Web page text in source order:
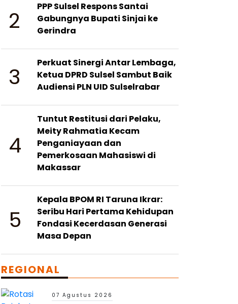
2
PPP Sulsel Respons Santai
Gabungnya Bupati Sinjai ke
Gerindra
3
Perkuat Sinergi Antar Lembaga,
Ketua DPRD Sulsel Sambut Baik
Audiensi PLN UID Sulselrabar
4
Tuntut Restitusi dari Pelaku,
Meity Rahmatia Kecam
Penganiayaan dan
Pemerkosaan Mahasiswi di
Makassar
5
Kepala BPOM RI Taruna Ikrar:
Seribu Hari Pertama Kehidupan
Fondasi Kecerdasan Generasi
Masa Depan
REGIONAL
07 Agustus 2026